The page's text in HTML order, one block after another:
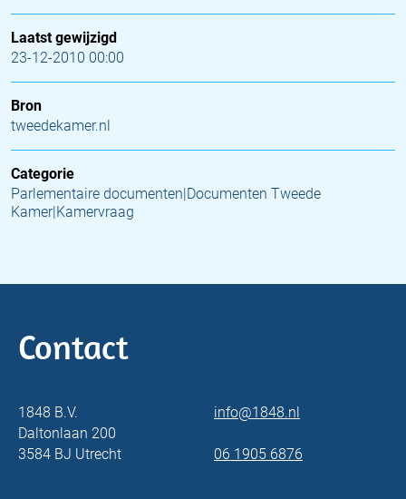
Laatst gewijzigd
23-12-2010 00:00
Bron
tweedekamer.nl
Categorie
Parlementaire documenten|Documenten Tweede
Kamer|Kamervraag
Contact
1848 B.V.
Daltonlaan 200
3584 BJ Utrecht
info@1848.nl
06 1905 6876